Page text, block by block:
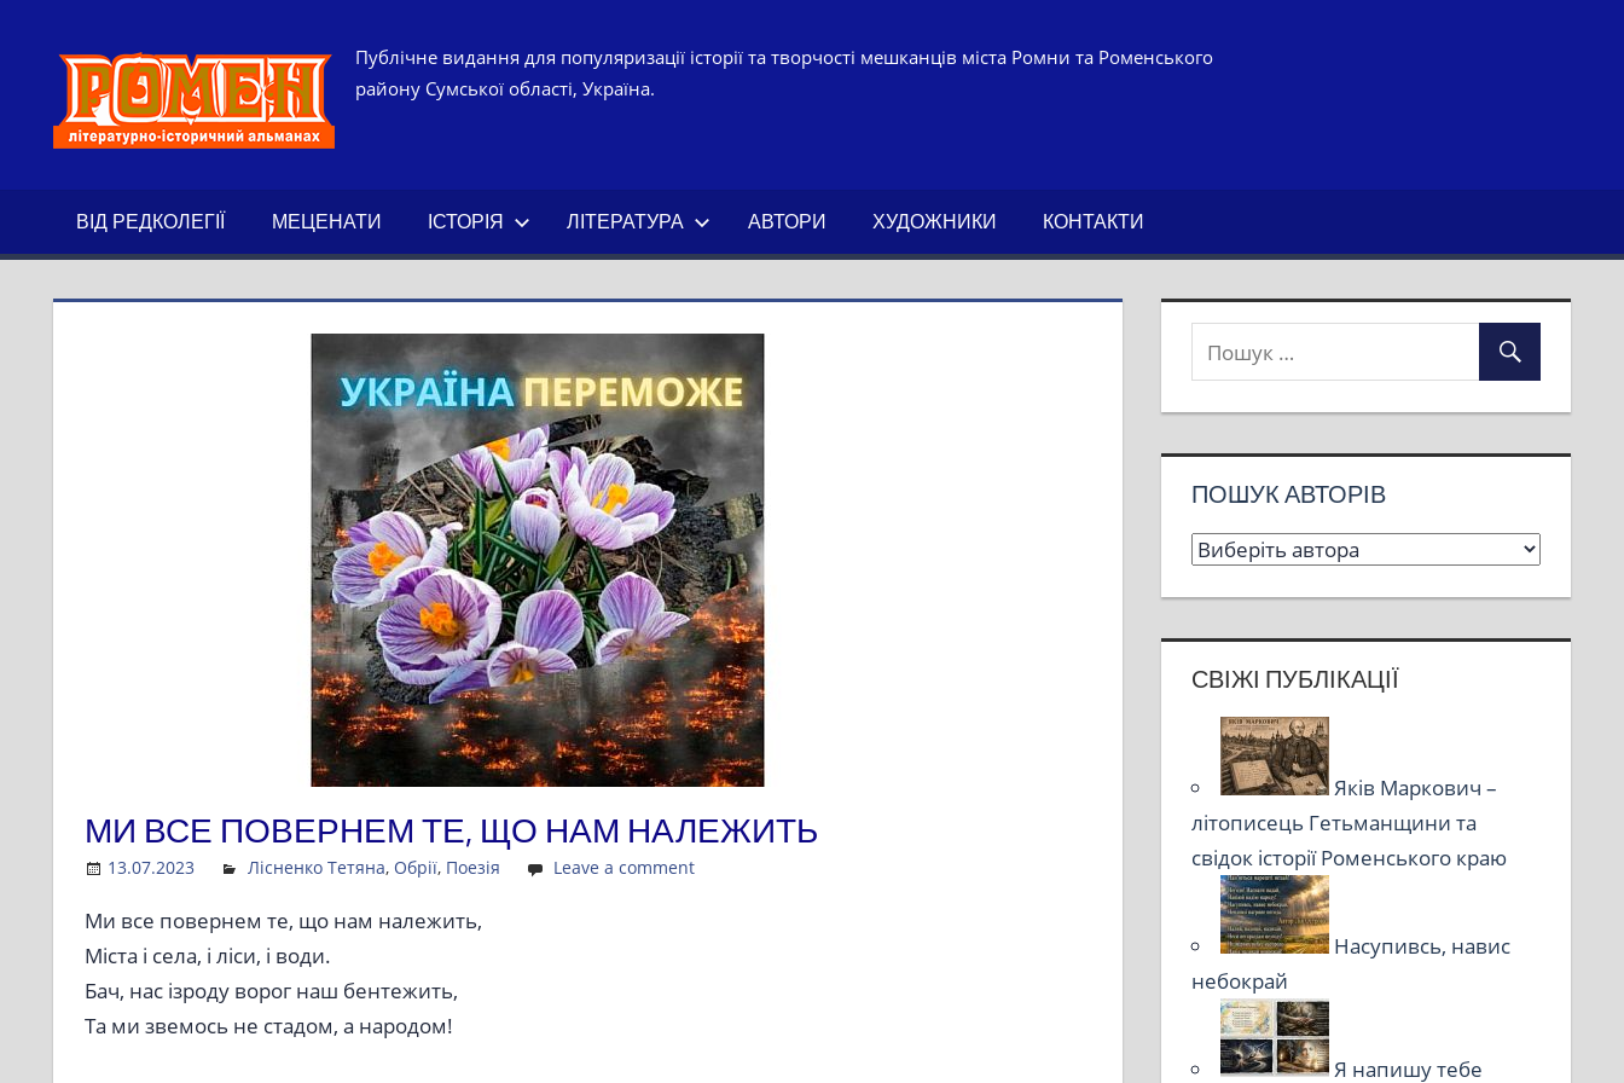
РОМЕН.
ІСТОРИЧНИЙ
АЛЬМАНАХ.
Публічне видання для популяризації історії та творчості мешканців міста Ромни та Роменського
району Сумської області, Україна.
ВІД РЕДКОЛЕГІЇ МЕЦЕНАТИ ІСТОРІЯ ЛІТЕРАТУРА АВТОРИ ХУДОЖНИКИ КОНТАКТИ
МИ ВСЕ ПОВЕРНЕМ ТЕ, ЩО НАМ НАЛЕЖИТЬ
13.07.2023 Admin
Лісненко Тетяна, Обрії, Поезія Leave a comment
Ми все повернем те, що нам належить,
Міста і села, і ліси, і води.
Бач, нас ізроду ворог наш бентежить,
Та ми звемось не стадом, а народом!
ПОШУК АВТОРІВ
СВІЖІ ПУБЛІКАЦІЇ
Яків Маркович –
літописець Гетьманщини та
свідок історії Роменського краю
Насупивсь, навис
небокрай
Я напишу тебе